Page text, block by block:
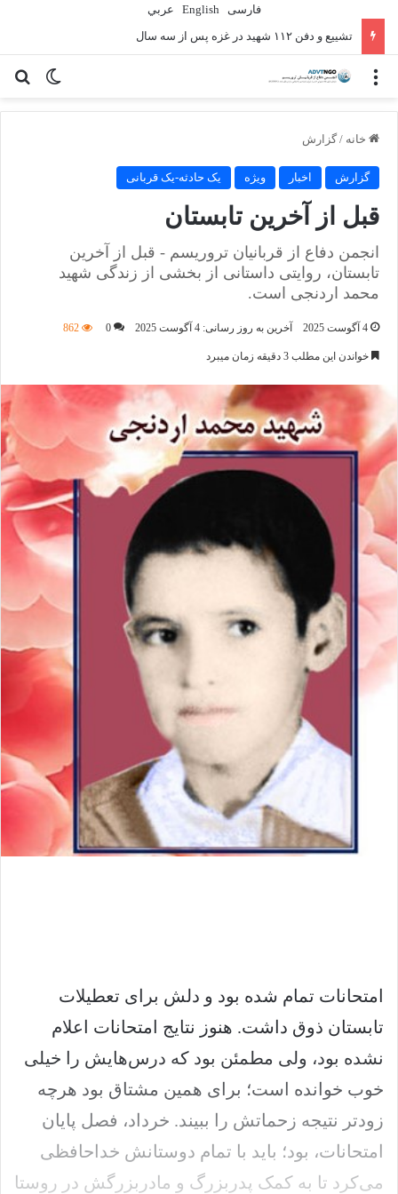
فارسی English
عربي
تشییع و دفن ۱۱۲ شهید در غزه پس از سه سال
تغییر منو
خانه / گزارش
گزارش اخبار ویژه یک حادثه-یک قربانی
قبل از آخرین تابستان
انجمن دفاع از قربانیان تروریسم - قبل از آخرین
تابستان، روایتی داستانی از بخشی از زندگی شهید
محمد اردنجی است.
4 آگوست 2025 آخرین به روز رسانی: 4 آگوست 2025 0
862
خواندن این مطلب 3 دقیقه زمان میبرد
امتحانات تمام شده بود و دلش برای تعطیلات
تابستان ذوق داشت. هنوز نتایج امتحانات اعلام
نشده بود، ولی مطمئن بود که درس‌هایش را خیلی
خوب خوانده است؛ برای همین مشتاق بود هرچه
زودتر نتیجه زحماتش را ببیند. خرداد، فصل پایان
امتحانات، بود؛ باید با تمام دوستانش خداحافظی
می‌کرد تا به کمک پدربزرگ و مادربزرگش در روستا